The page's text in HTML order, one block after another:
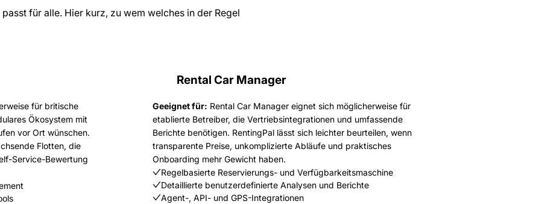
für alle. Hier kurz, zu wem welches in der Regel
für britische
Ökosystem mit
vor Ort wünschen.
Flotten, die
Service-Bewertung
Rental Car Manager
Geeignet für: Rental Car Manager eignet sich möglicherweise für
etablierte Betreiber, die Vertriebsintegrationen und umfassende
Berichte benötigen. RentingPal lässt sich leichter beurteilen, wenn
transparente Preise, unkomplizierte Abläufe und praktisches
Onboarding mehr Gewicht haben.
Regelbasierte Reservierungs- und Verfügbarkeitsmaschine
Detaillierte benutzerdefinierte Analysen und Berichte
Agent-, API- und GPS-Integrationen